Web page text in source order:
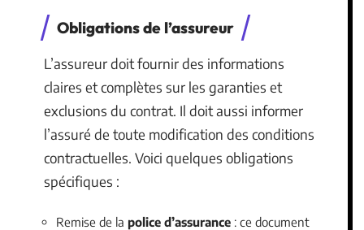
Obligations de l’assureur
L’assureur doit fournir des informations
claires et complètes sur les garanties et
exclusions du contrat. Il doit aussi informer
l’assuré de toute modification des conditions
contractuelles. Voici quelques obligations
spécifiques :
Remise de la police d’assurance : ce document